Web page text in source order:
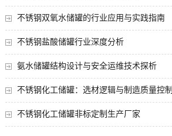
不锈钢双氧水储罐的行业应用与实践指南
不锈钢盐酸储罐行业深度分析
氨水储罐结构设计与安全运维技术探析
不锈钢化工储罐：选材逻辑与制造质量控制
不锈钢化工储罐非标定制生产厂家